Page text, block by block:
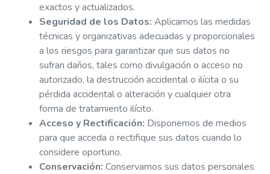
exactos y actualizados.
Seguridad de los Datos: Aplicamos las medidas
técnicas y organizativas adecuadas y proporcionales
a los riesgos para garantizar que sus datos no
sufran daños, tales como divulgación o acceso no
autorizado, la destrucción accidental o ilícita o su
pérdida accidental o alteración y cualquier otra
forma de tratamiento ilícito.
Acceso y Rectificación: Disponemos de medios
para que acceda o rectifique sus datos cuando lo
considere oportuno.
Conservación: Conservamos sus datos personales